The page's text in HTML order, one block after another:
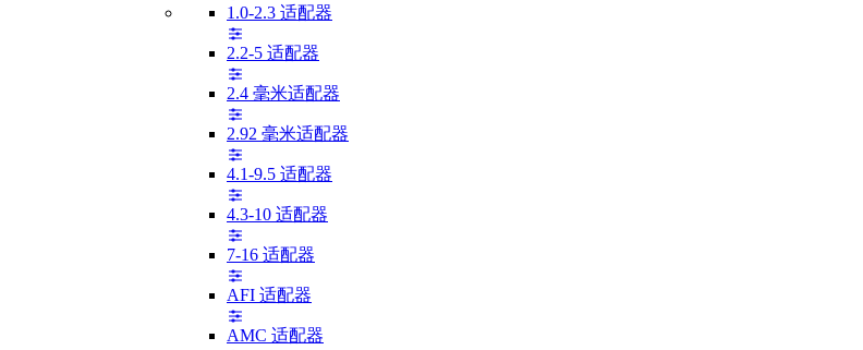
1.0-2.3 适配器
2.2-5 适配器
2.4 毫米适配器
2.92 毫米适配器
4.1-9.5 适配器
4.3-10 适配器
7-16 适配器
AFI 适配器
AMC 适配器